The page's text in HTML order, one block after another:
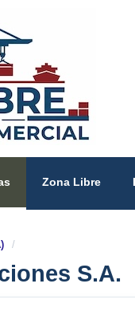
Zona Libre
/
S.A.